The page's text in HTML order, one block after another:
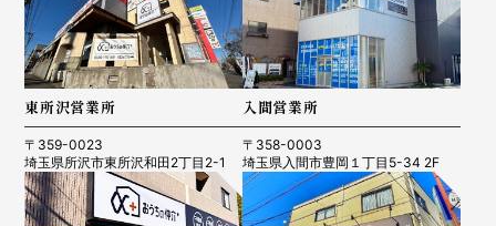
東所沢営業所
〒359-0023
埼玉県所沢市東所沢和田2丁目2-1
入間営業所
〒358-0003
埼玉県入間市豊岡１丁目5-34 2F